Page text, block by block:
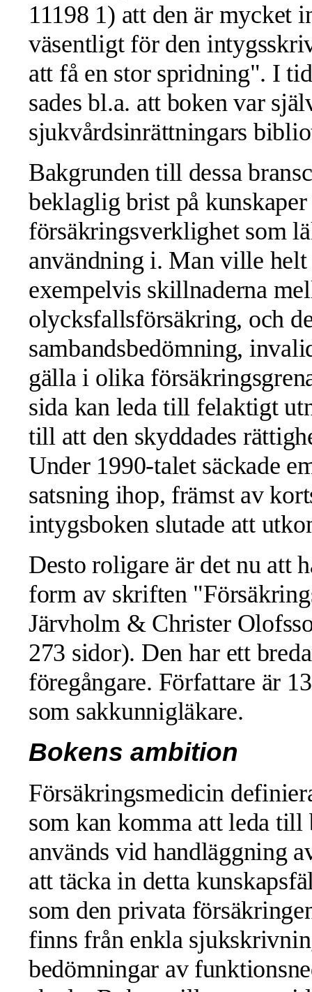
11198 1) att den är mycket
väsentligt för den
att få en stor spridning". I
sades bl.a. att boken var
sjukvårdsinrättningars
Bakgrunden till dessa
beklaglig brist på
försäkringsverklighet som
användning i. Man ville
exempelvis skillnaderna
olycksfallsförsäkring, och
sambandsbedömning,
gälla i olika
sida kan leda till felaktigt
till att den skyddades
Under 1990-talet säckade
satsning ihop, främst av
intygsboken slutade att
Desto roligare är det nu att
form av skriften
Järvholm & Christer
273 sidor). Den har ett
föregångare. Författare är
som sakkunnigläkare.
Bokens ambition
Försäkringsmedicin
som kan komma att leda till
används vid handläggning
att täcka in detta
som den privata
finns från enkla
bedömningar av